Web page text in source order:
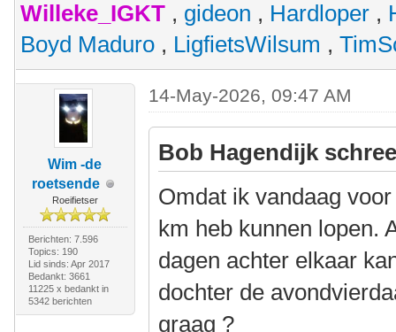
Willeke_IGKT , gideon , Hardloper ,
Boyd Maduro , LigfietsWilsum ,
Wim -de
roetsende
Roeifietser
Berichten: 7.596
Topics: 190
Lid sinds: Apr 2017
Bedankt: 3661
11225 x bedankt in
5342 berichten
14-May-2026, 09:47 AM
Bob Hagendijk
Omdat ik vandaag
km heb kunnen lopen.
dagen achter elkaar
dochter de
graag ?